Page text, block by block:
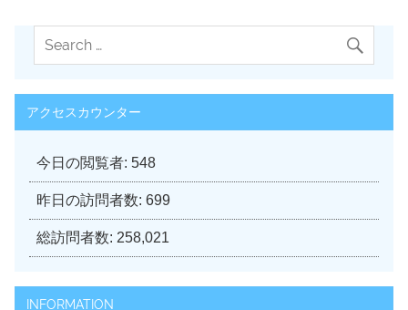
アクセスカウンター
今日の閲覧者: 548
昨日の訪問者数: 699
総訪問者数: 258,021
INFORMATION